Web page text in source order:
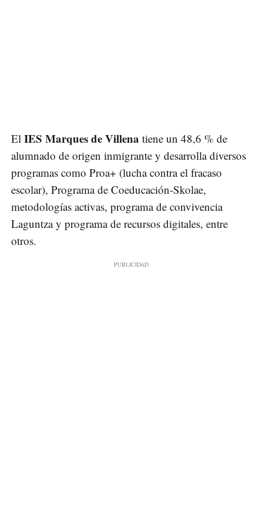
El IES Marques de Villena tiene un 48,6 % de
alumnado de origen inmigrante y desarrolla diversos
programas como Proa+ (lucha contra el fracaso
escolar), Programa de Coeducación-Skolae,
metodologías activas, programa de convivencia
Laguntza y programa de recursos digitales, entre
otros.